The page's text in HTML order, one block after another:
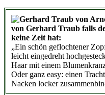
von Gerhard Traub falls
keine Zeit hat:
„Ein schön geflochtener
leicht eingedreht
Haar mit einem
Oder ganz easy: einen
Nacken locker